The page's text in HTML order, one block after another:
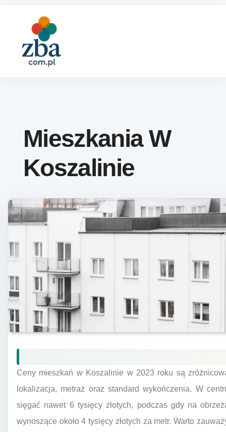
Mieszkania W
Koszalinie
Ceny mieszkań w Koszalinie w 2023 roku są
lokalizacja, metraż oraz standard wykończenia. W
sięgać nawet 6 tysięcy złotych, podczas gdy na
wynoszące około 4 tysięcy złotych za metr. Warto